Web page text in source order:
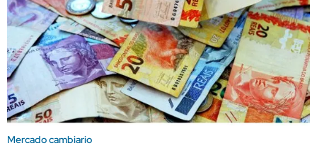
Mercado cambiario